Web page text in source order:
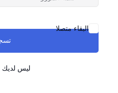
البقاء متصلا
ليس